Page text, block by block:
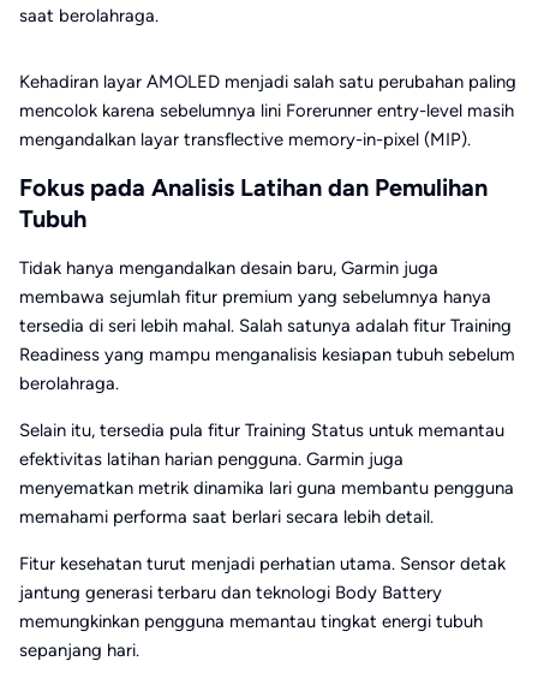
saat berolahraga.
Kehadiran layar AMOLED menjadi salah satu perubahan paling
mencolok karena sebelumnya lini Forerunner entry-level masih
mengandalkan layar transflective memory-in-pixel (MIP).
Fokus pada Analisis Latihan dan Pemulihan
Tubuh
Tidak hanya mengandalkan desain baru, Garmin juga
membawa sejumlah fitur premium yang sebelumnya hanya
tersedia di seri lebih mahal. Salah satunya adalah fitur Training
Readiness yang mampu menganalisis kesiapan tubuh sebelum
berolahraga.
Selain itu, tersedia pula fitur Training Status untuk memantau
efektivitas latihan harian pengguna. Garmin juga
menyematkan metrik dinamika lari guna membantu pengguna
memahami performa saat berlari secara lebih detail.
Fitur kesehatan turut menjadi perhatian utama. Sensor detak
jantung generasi terbaru dan teknologi Body Battery
memungkinkan pengguna memantau tingkat energi tubuh
sepanjang hari.